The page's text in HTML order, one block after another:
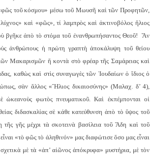
τοῦ κόσμου» μέσω τοῦ Μωυσῆ καὶ τῶν Προφητῶν,
καὶ «φῶς», τί λαμπρὸς καὶ ἀκτινοβόλος ἥλιος
βγῆκε ἀπὸ τὸ στόμα τοῦ ἐνανθρωπήσαντος Θεοῦ!
Ἄν
ἀνθρώπους ἡ πρώτη γραπτὴ ἀποκάλυψη τοῦ θείου
Μακαρισμῶν ἤ κοντὰ στὸ φρέαρ τῆς Σαμάρειας καὶ
καθὼς καὶ στὶς συναγωγὲς τῶν Ἰουδαίων ὁ ἴδιος ὁ
σὰν ἄλλος «Ἥλιος δικαιοσύνης» (Μαλαχ. δ’ 4),
ὠκεανοὺς φωτὸς πνευματικοῦ. Καὶ ἐκπέμπονται οἱ
διδασκαλίας σὲ κάθε κατεύθυνση ἀπὸ τὸ ὕψος τοῦ
τῆς γῆς μέχρι τὰ σκοτεινὰ βασίλεια τοῦ Ἅδη καὶ τοῦ
«τὸ φῶς τὸ ἀληθινόν» μας διαφώτισε ὅσο μας εἶναι
μὲ τὰ «ἀπ’ αἰῶνος ἀπόκρυφα» μυστήρια, μὲ τὸν